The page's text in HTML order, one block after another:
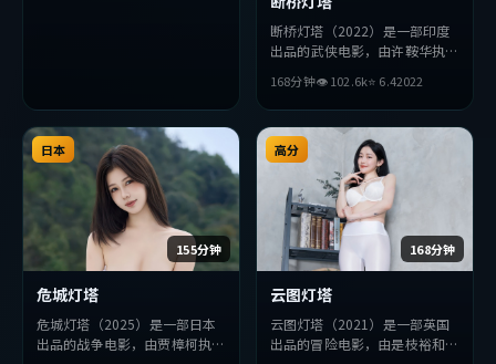
断桥灯塔（2022）是一部印度
出品的武侠电影，由许鞍华执
等主演。影片在叙事与视听上力
求突破，探讨人性与抉择，节奏
张弛有度，适合喜欢该类型的观
众完整观看。
168分钟👁102.6k⭐ 6.42022
155分钟
日本
危城灯塔
危城灯塔（2025）是一部日本
出品的战争电影，由贾樟柯执
168分钟
高分
云图灯塔
云图灯塔（2021）是一部英国
出品的冒险电影，由是枝裕和执